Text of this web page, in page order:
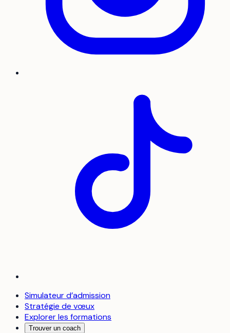
Simulateur d’admission
Stratégie de vœux
Explorer les formations
Trouver un coach